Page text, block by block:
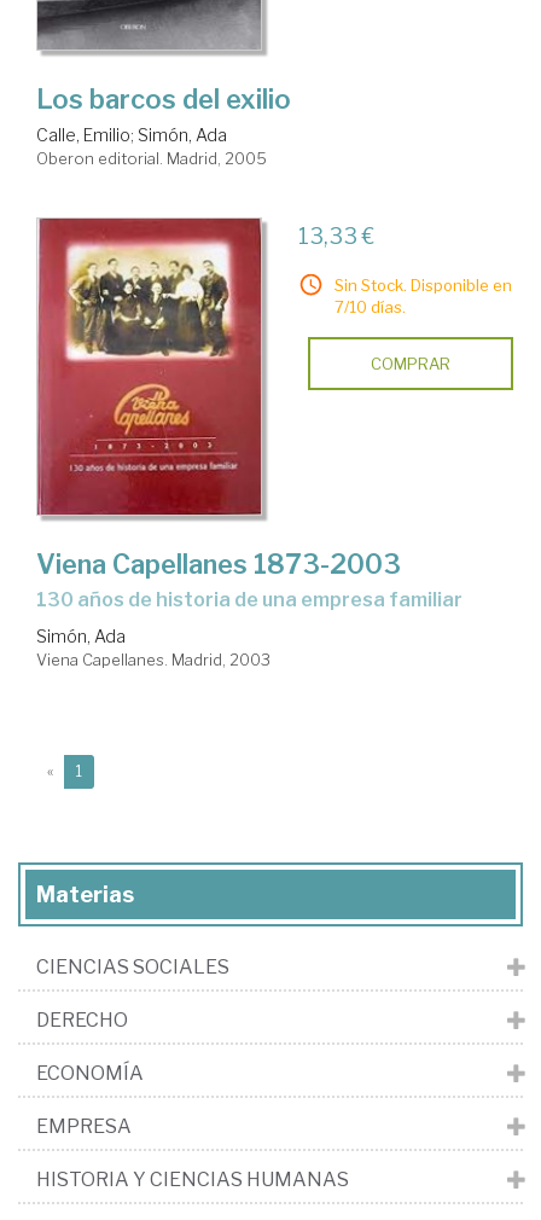
Los barcos del exilio
Calle, Emilio; Simón, Ada
Oberon editorial. Madrid, 2005
13,33 €
Sin Stock. Disponible en
7/10 días.
COMPRAR
Viena Capellanes 1873-2003
130 años de historia de una empresa familiar
Simón, Ada
Viena Capellanes. Madrid, 2003
« 1
Materias
CIENCIAS SOCIALES
DERECHO
ECONOMÍA
EMPRESA
HISTORIA Y CIENCIAS HUMANAS